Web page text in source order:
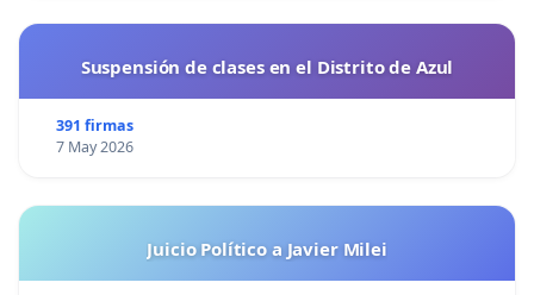
Suspensión de clases en el Distrito de Azul
391 firmas
7 May 2026
Juicio Político a Javier Milei